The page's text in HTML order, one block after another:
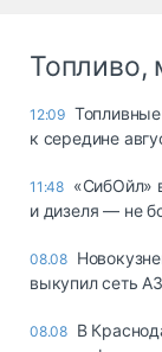
Топливо,
12:09
к середине
11:48 «СибОйл»
и дизеля — не
08.08
выкупил сеть
08.08 В